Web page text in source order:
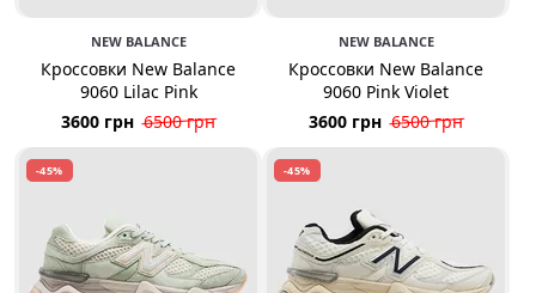
NEW BALANCE
Кроссовки New Balance
9060 Lilac Pink
3600 грн 6500 грн
NEW BALANCE
Кроссовки New Balance
9060 Pink Violet
3600 грн 6500 грн
-45% -45%